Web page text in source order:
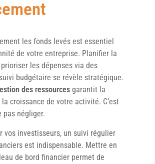
les fonds levés est essentiel
de votre entreprise. Planifier la
les dépenses via des
budgétaire se révèle stratégique.
des ressources garantit la
croissance de votre activité. C’est
pas négliger.
vos investisseurs, un suivi régulier
est indispensable. Mettre en
de bord financier permet de